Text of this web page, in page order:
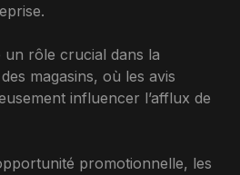
rôle crucial dans la
des magasins, où les avis
influencer l’afflux de
promotionnelle, les